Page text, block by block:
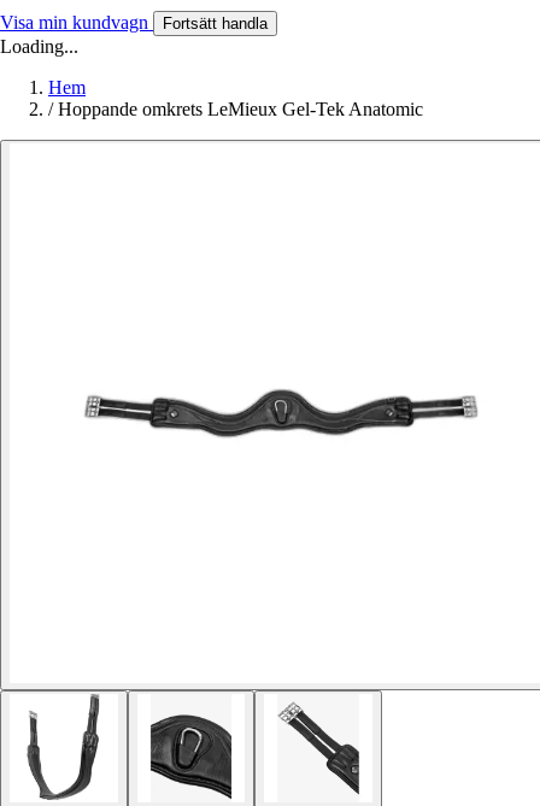
Visa min kundvagn Fortsätt handla
Loading...
Hem
/ Hoppande omkrets LeMieux Gel-Tek Anatomic